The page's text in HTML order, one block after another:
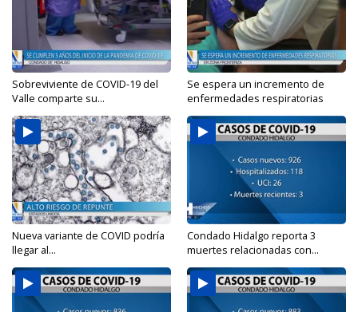
Sobreviviente de COVID-19 del
Valle comparte su...
Se espera un incremento de
enfermedades respiratorias
Nueva variante de COVID podría
llegar al...
Condado Hidalgo reporta 3
muertes relacionadas con...